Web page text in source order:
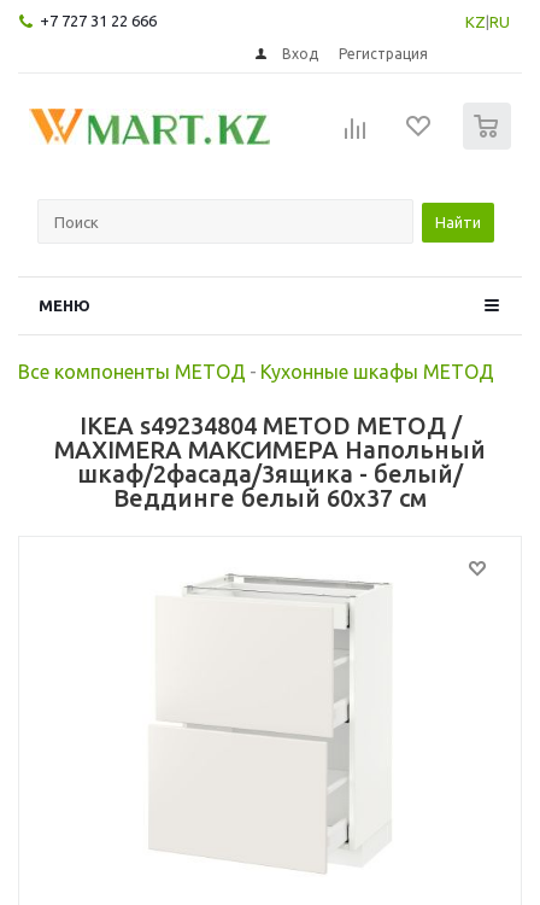
+7 727 31 22 666 KZ RU
Вход Регистрация
Найти
МЕНЮ
Все компоненты МЕТОД - Кухонные шкафы МЕТОД
IKEA s49234804 METOD МЕТОД /
MAXIMERA МАКСИМЕРА Напольный
шкаф/2фасада/3ящика - белый/
Веддинге белый 60x37 см